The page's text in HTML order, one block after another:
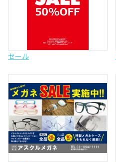
セール